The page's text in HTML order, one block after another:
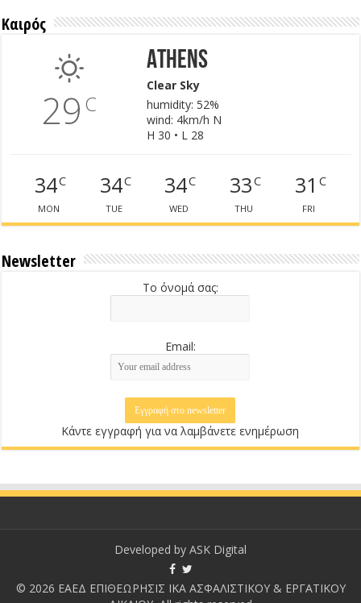
Καιρός
29 C
Athens
Clear Sky
humidity: 52%
wind: 4km/h N
H 30 • L 28
34C
MON
34C
TUE
34C
WED
33C
THU
31 C
FRI
Newsletter
Το όνομά σας:
Email:
Κάντε εγγραφή για να λαμβάνετε ενημέρωση
Developed by ASK Digital
© 2026 ΕΑΕΔ ΕΠΙΘΕΩΡΗΣΙΣ ΙΚΑ ΑΣΦΑΛΙΣΤΙΚΟΥ & ΕΡΓΑΤΙΚΟΥ